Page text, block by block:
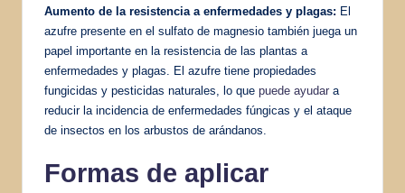
Aumento de la resistencia a enfermedades y plagas: El
azufre presente en el sulfato de magnesio también juega un
papel importante en la resistencia de las plantas a
enfermedades y plagas. El azufre tiene propiedades
fungicidas y pesticidas naturales, lo que puede ayudar a
reducir la incidencia de enfermedades fúngicas y el ataque
de insectos en los arbustos de arándanos.
Formas de aplicar